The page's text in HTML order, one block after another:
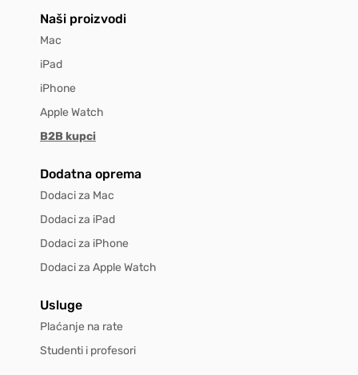
Naši proizvodi
Mac
iPad
iPhone
Apple Watch
B2B kupci
Dodatna oprema
Dodaci za Mac
Dodaci za iPad
Dodaci za iPhone
Dodaci za Apple Watch
Usluge
Plaćanje na rate
Studenti i profesori